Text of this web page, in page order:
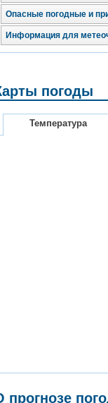
Опасные погодные и
Информация для
погоды
Температура
прогнозе